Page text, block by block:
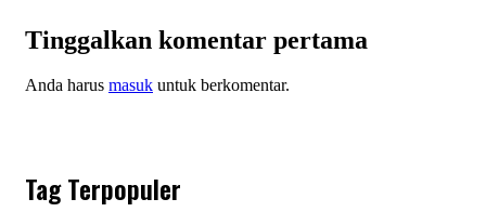
Tinggalkan komentar pertama
Anda harus masuk untuk berkomentar.
Tag Terpopuler